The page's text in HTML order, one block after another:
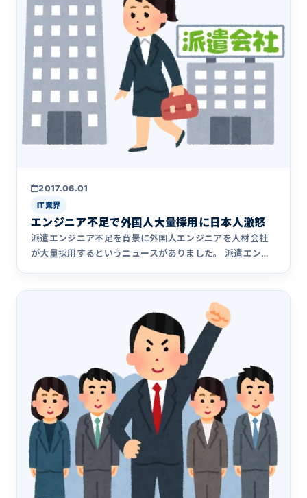
2017.06.01
IT業界
エンジニア不足で外国人大量採用に日本人激怒
派遣エンジニア不足を背景に外国人エンジニアを人材会社
が大量採用するというニュースがありました。 派遣エンジ